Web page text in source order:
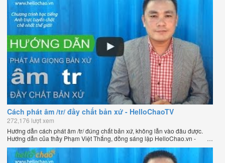
Cách phát âm /tr/ đầy chất bản xứ - HelloChaoTV
272,176 lượt xem
Hướng dẫn cách phát âm /tr/ đúng chất bản xứ, không lẫn vào đâu được.
Hướng dẫn của thầy Phạm Việt Thắng, đồng sáng lập HelloChao.vn -
Chương trình dạy tiếng Anh trực tuyến chặt chẽ nhất thế giới.